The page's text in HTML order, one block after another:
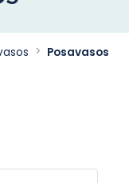
Posavasos